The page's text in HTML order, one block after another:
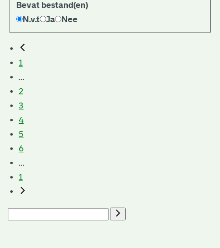
Bevat bestand(en)
N.v.t
Ja Nee
1
...
2
3
4
5
6
...
1